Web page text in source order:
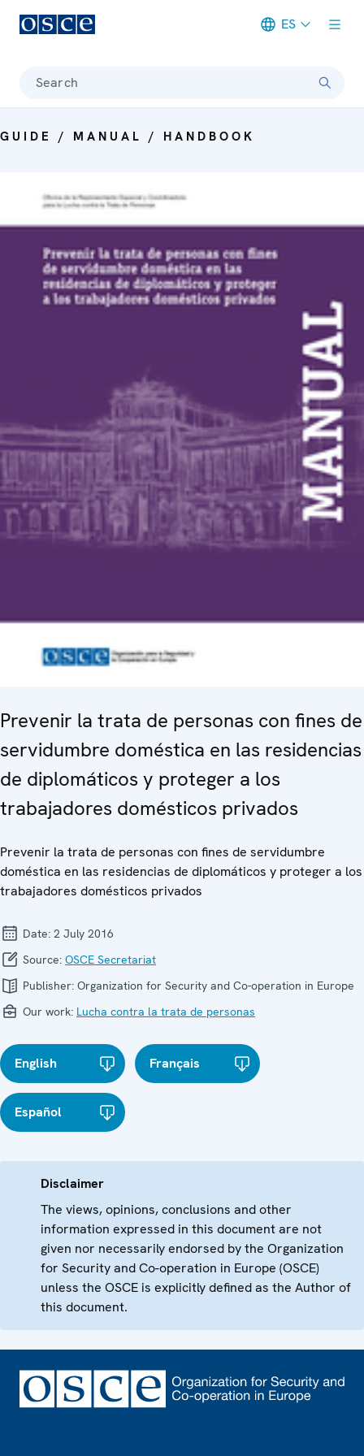
ES
Search
GUIDE / MANUAL / HANDBOOK
Prevenir la trata de personas con fines de
servidumbre doméstica en las residencias
de diplomáticos y proteger a los
trabajadores domésticos privados
Prevenir la trata de personas con fines de servidumbre
doméstica en las residencias de diplomáticos y proteger a los
trabajadores domésticos privados
Date: 2 July 2016
Source: OSCE Secretariat
Publisher: Organization for Security and Co-operation in Europe
Our work: Lucha contra la trata de personas
English Français
Español
Disclaimer
The views, opinions, conclusions and other
information expressed in this document are not
given nor necessarily endorsed by the Organization
for Security and Co-operation in Europe (OSCE)
unless the OSCE is explicitly defined as the Author of
this document.